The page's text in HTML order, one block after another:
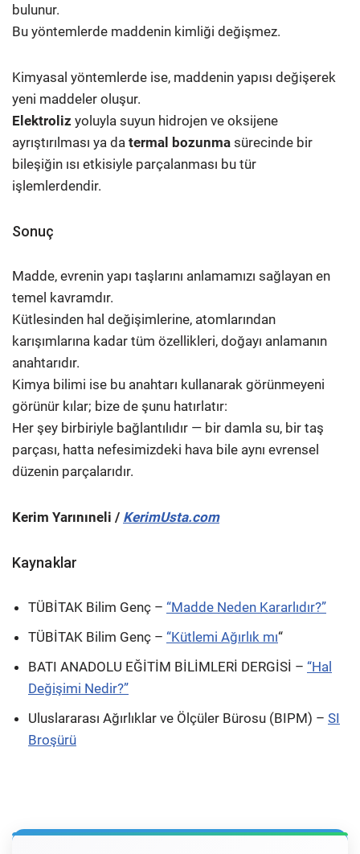
bulunur.
Bu yöntemlerde maddenin kimliği değişmez.
Kimyasal yöntemlerde ise, maddenin yapısı değişerek
yeni maddeler oluşur.
Elektroliz yoluyla suyun hidrojen ve oksijene
ayrıştırılması ya da termal bozunma sürecinde bir
bileşiğin ısı etkisiyle parçalanması bu tür
işlemlerdendir.
Sonuç
Madde, evrenin yapı taşlarını anlamamızı sağlayan en
temel kavramdır.
Kütlesinden hal değişimlerine, atomlarından
karışımlarına kadar tüm özellikleri, doğayı anlamanın
anahtarıdır.
Kimya bilimi ise bu anahtarı kullanarak görünmeyeni
görünür kılar; bize de şunu hatırlatır:
Her şey birbiriyle bağlantılıdır — bir damla su, bir taş
parçası, hatta nefesimizdeki hava bile aynı evrensel
düzenin parçalarıdır.
Kerim Yarınıneli / KerimUsta.com
Kaynaklar
TÜBİTAK Bilim Genç – “Madde Neden Kararlıdır?”
TÜBİTAK Bilim Genç – “Kütlemi Ağırlık mı“
BATI ANADOLU EĞİTİM BİLİMLERİ DERGİSİ – “Hal
Değişimi Nedir?”
Uluslararası Ağırlıklar ve Ölçüler Bürosu (BIPM) – SI
Broşürü